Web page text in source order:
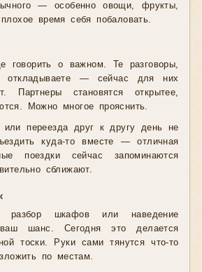
— особенно овощи, фрукты,
время себя побаловать.
говорить о важном. Те разговоры,
откладываете — сейчас для них
Партнеры становятся открытее,
Можно многое прояснить.
переезда друг к другу день не
куда-то вместе — отличная
поездки сейчас запоминаются
сближают.
разбор шкафов или наведение
шанс. Сегодня это делается
тоски. Руки сами тянутся что-то
по местам.